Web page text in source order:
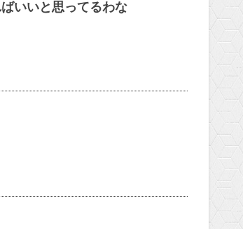
いいと思ってるわな